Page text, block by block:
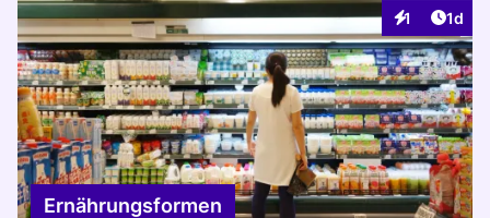
1
Interaktionen
1d
Ernährungsformen